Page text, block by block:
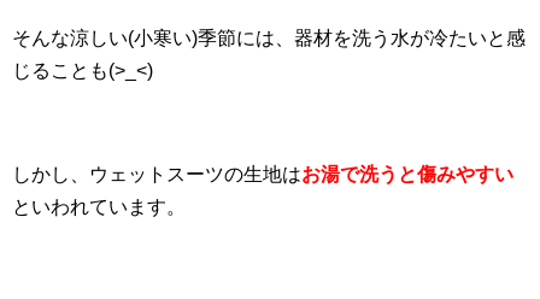
そんな涼しい(小寒い)季節には、器材を洗う水が冷たいと感
じることも(>_<)
しかし、ウェットスーツの生地はお湯で洗うと傷みやすい
といわれています。